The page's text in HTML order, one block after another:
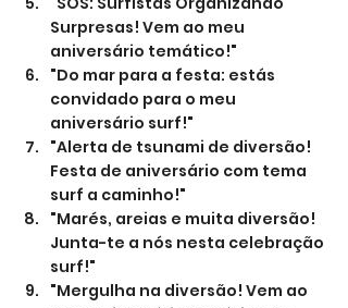
Surpresas! Vem ao meu
aniversário temático!"
"Do mar para a festa: estás
convidado para o meu
aniversário surf!"
"Alerta de tsunami de diversão!
Festa de aniversário com tema
surf a caminho!"
"Marés, areias e muita diversão!
Junta-te a nós nesta celebração
surf!"
"Mergulha na diversão! Vem ao